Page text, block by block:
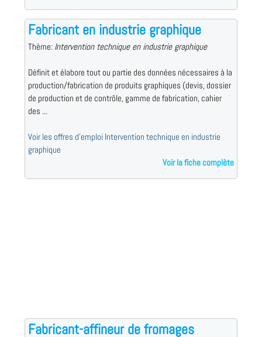
Fabricant en industrie graphique
Thème: Intervention technique en industrie graphique
Définit et élabore tout ou partie des données nécessaires à la
production/fabrication de produits graphiques (devis, dossier
de production et de contrôle, gamme de fabrication, cahier
des ...
Voir les offres d'emploi Intervention technique en industrie
graphique
Voir la fiche complète
Fabricant-affineur de fromages